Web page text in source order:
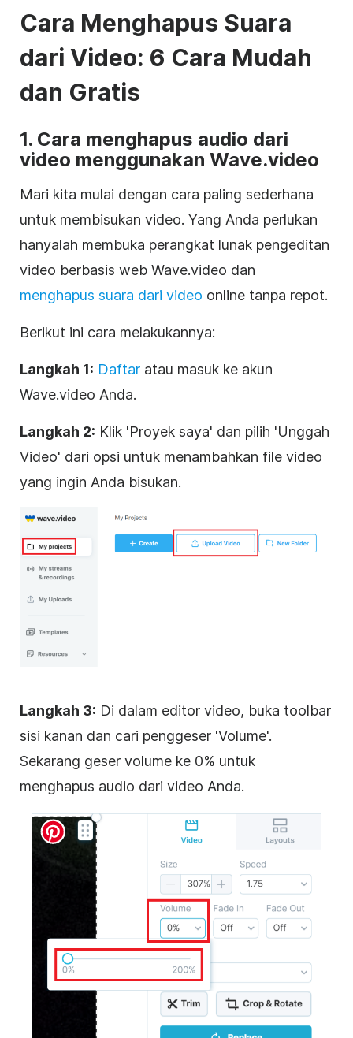
Cara Menghapus Suara
dari Video: 6 Cara Mudah
dan Gratis
1. Cara menghapus audio dari
video menggunakan Wave.video
Mari kita mulai dengan cara paling sederhana
untuk membisukan video. Yang Anda perlukan
hanyalah membuka perangkat lunak pengeditan
video berbasis web Wave.video dan
menghapus suara dari video online tanpa repot.
Berikut ini cara melakukannya:
Langkah 1: Daftar atau masuk ke akun
Wave.video Anda.
Langkah 2: Klik 'Proyek saya' dan pilih 'Unggah
Video' dari opsi untuk menambahkan file video
yang ingin Anda bisukan.
Langkah 3: Di dalam editor video, buka toolbar
sisi kanan dan cari penggeser 'Volume'.
Sekarang geser volume ke 0% untuk
menghapus audio dari video Anda.